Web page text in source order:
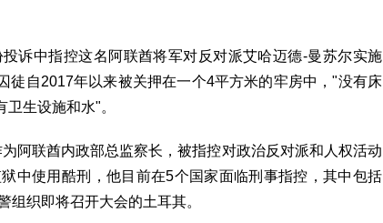
诉中指控这名阿联酋将军对反对派艾哈迈德-曼苏尔实施
徒自2017年以来被关押在一个4平方米的牢房中，"没有床
生设施和水"。
阿联酋内政部总监察长，被指控对政治反对派和人权活动
中使用酷刑，他目前在5个国家面临刑事指控，其中包括
组织即将召开大会的土耳其。